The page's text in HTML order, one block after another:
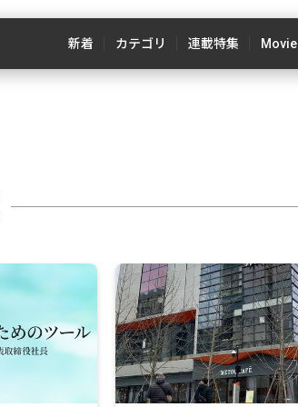
新着 カテゴリ 連載特集 Movie